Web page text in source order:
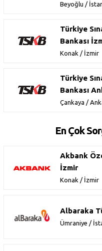
Beyoğlu /
Türkiye
Bankası
Konak / İzmir
Türkiye
Bankası
Çankaya /
En Çok
Akbank
İzmir
Konak / İzmir
Albaraka
Ümraniye /